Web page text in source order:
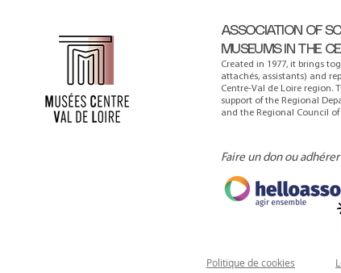
ASSOCIATION OF
MUSEUMS IN THE
Created in 1977, it brings
attachés, assistants) and
Centre-Val de Loire region.
support of the Regional
and the Regional Council of
Faire un don ou
Politique de cookies